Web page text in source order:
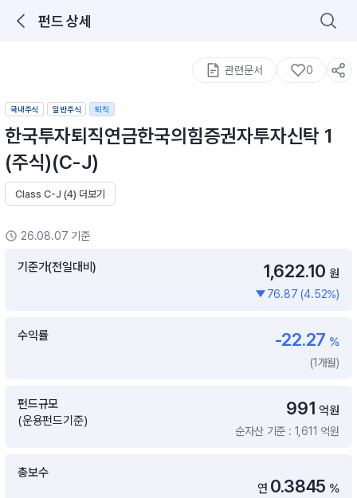
펀드 상세
구성종목 검색
관련문서 0
국내주식 일반주식 퇴직
한국투자퇴직연금한국의힘증권자투자신탁 1
(주식)(C-J)
Class C-J (4) 더보기
26.08.07 기준
기준가(전일대비) 1,622.10 원
76.87 (4.52%)
수익률 -22.27 %
(1개월)
펀드규모
(운용펀드기준)
991 억원
순자산 기준 : 1,611 억원
총보수
연 0.3845 %
추천 메뉴
ETF 랭킹
월배당 · 모으기 · 포트래빗 관리
월배당 포트
포트래빗 관리
미국 ETF 검색
ETF 비교
연금 ETF 검색
ETF트렌드 ETF 랭킹 · ETF 찾기 · 종목찾기
미국ETF테마